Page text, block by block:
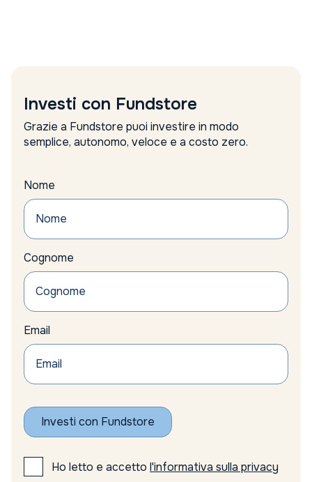
Investi con Fundstore
Grazie a Fundstore puoi investire in modo
semplice, autonomo, veloce e a costo zero.
Nome
Cognome
Email
Investi con Fundstore
Ho letto e accetto l'informativa sulla privacy